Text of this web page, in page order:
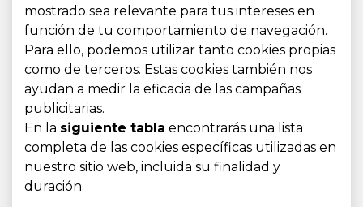
mostrado sea relevante para tus intereses en
función de tu comportamiento de navegación.
Para ello, podemos utilizar tanto cookies propias
como de terceros. Estas cookies también nos
ayudan a medir la eficacia de las campañas
publicitarias.
En la siguiente tabla encontrarás una lista
completa de las cookies específicas utilizadas en
nuestro sitio web, incluida su finalidad y
duración.